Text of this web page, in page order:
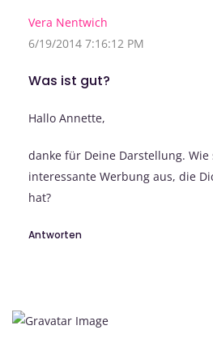
Vera Nentwich
6/19/2014 7:16:12 PM
Was ist gut?
Hallo Annette,
danke für Deine Darstellung.
interessante Werbung aus, die
hat?
Antworten